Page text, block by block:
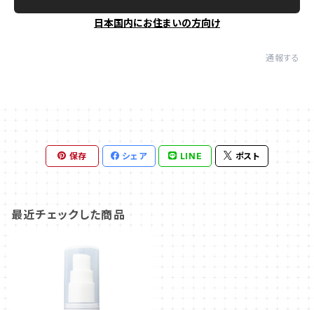
日本国内にお住まいの方向け
通報する
保存 シェア LINE ポスト
最近チェックした商品